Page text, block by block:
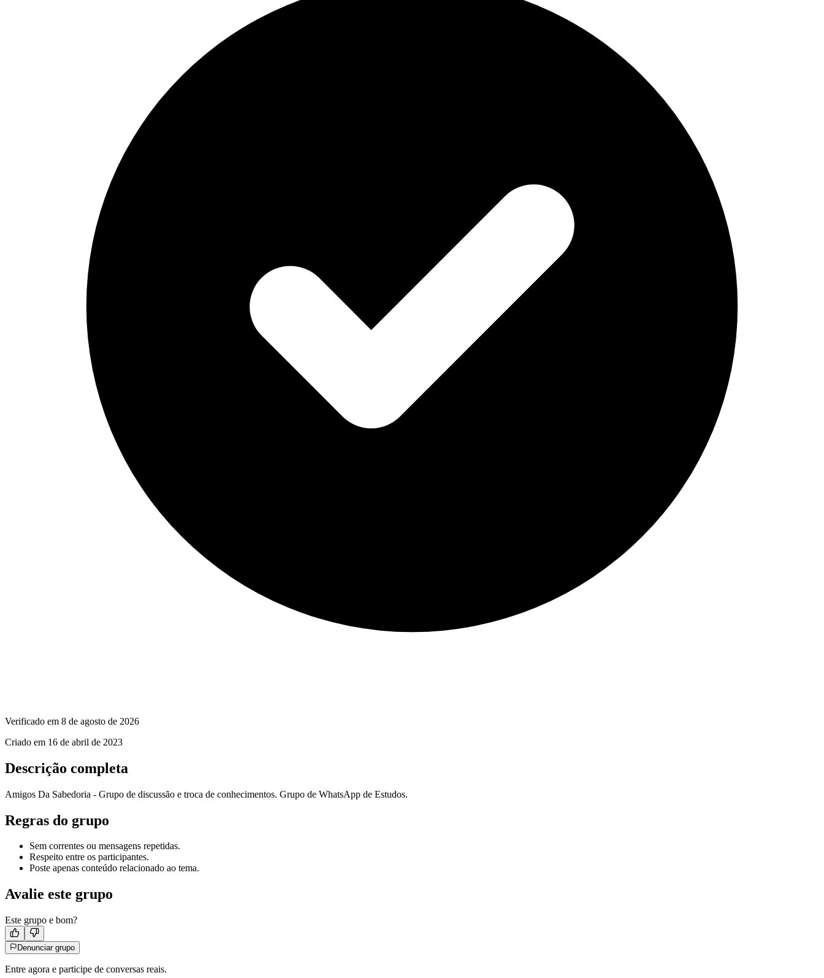
Verificado em 8 de agosto de 2026
Criado em 16 de abril de 2023
Descrição completa
Amigos Da Sabedoria - Grupo de discussão e troca de conhecimentos. Grupo de WhatsApp de Estudos.
Regras do grupo
Sem correntes ou mensagens repetidas.
Respeito entre os participantes.
Poste apenas conteúdo relacionado ao tema.
Avalie este grupo
Este grupo e bom?
Denunciar grupo
Entre agora e participe de conversas reais.